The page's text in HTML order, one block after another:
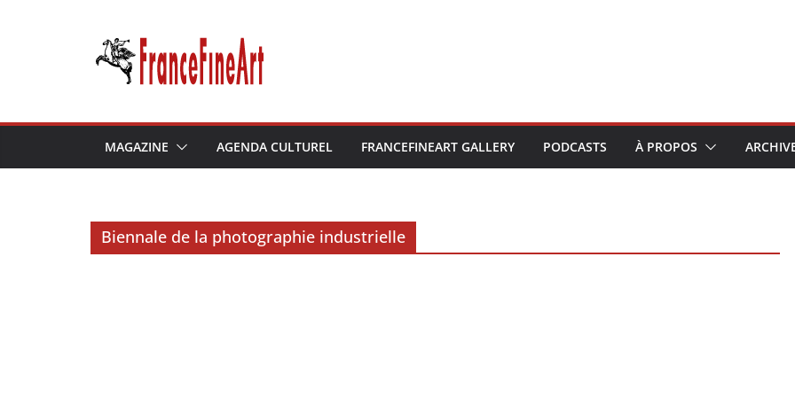
MAGAZINE AGENDA CULTUREL FRANCEFINEART GALLERY PODCASTS À PROPOS
Biennale de la photographie industrielle